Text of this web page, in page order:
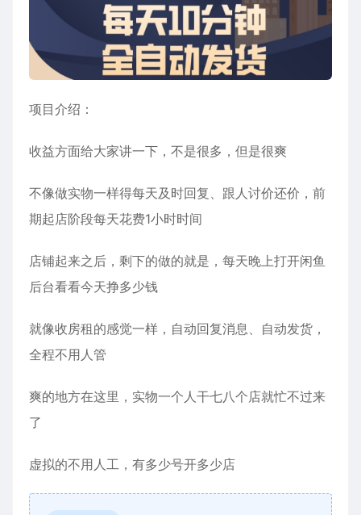
项目介绍：
收益方面给大家讲一下，不是很多，但是很爽
不像做实物一样得每天及时回复、跟人讨价还价，前
期起店阶段每天花费1小时时间
店铺起来之后，剩下的做的就是，每天晚上打开闲鱼
后台看看今天挣多少钱
就像收房租的感觉一样，自动回复消息、自动发货，
全程不用人管
爽的地方在这里，实物一个人干七八个店就忙不过来
了
虚拟的不用人工，有多少号开多少店